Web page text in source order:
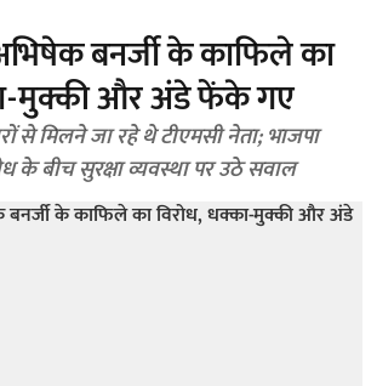
बनर्जी के काफिले का
मुक्की और अंडे फेंके गए
से मिलने जा रहे थे टीएमसी नेता; भाजपा
के बीच सुरक्षा व्यवस्था पर उठे सवाल